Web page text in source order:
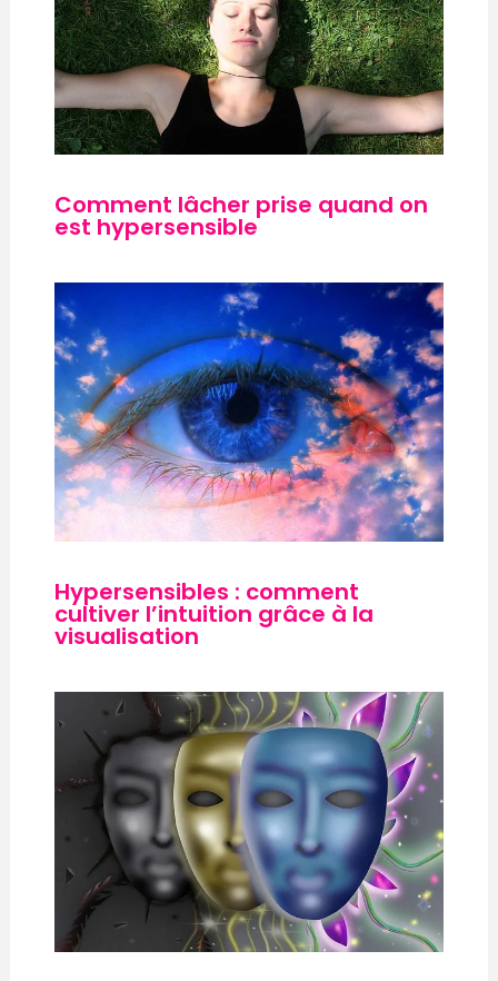
Comment lâcher prise quand on
est hypersensible
Hypersensibles : comment
cultiver l’intuition grâce à la
visualisation